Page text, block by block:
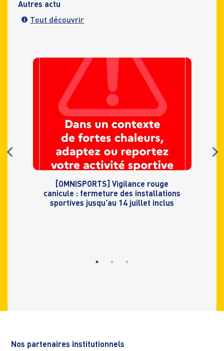
Autres actu
Tout découvrir
[OMNISPORTS] Vigilance rouge
canicule : fermeture des installations
sportives jusqu’au 14 juillet inclus
Nos partenaires institutionnels